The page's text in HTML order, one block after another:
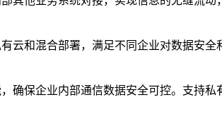
云和混合部署，满足不同企业对数据安全
确保企业内部通信数据安全可控。支持私